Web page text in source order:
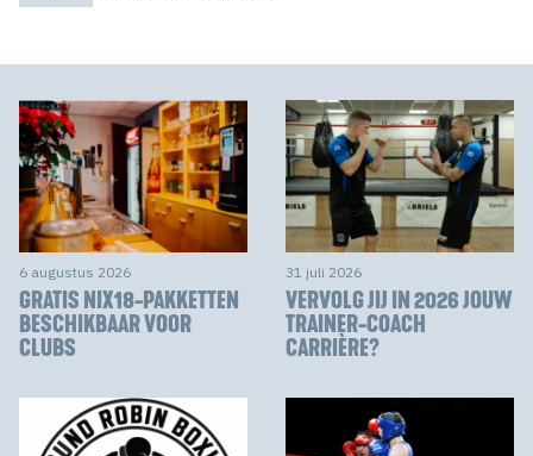
6 augustus 2026
GRATIS NIX18-PAKKETTEN
BESCHIKBAAR VOOR
CLUBS
31 juli 2026
VERVOLG JIJ IN 2026 JOUW
TRAINER-COACH
CARRIÈRE?